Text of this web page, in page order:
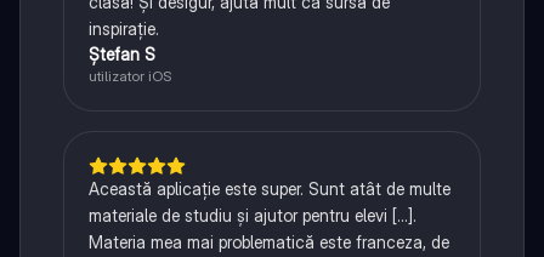
inspirație.
Ștefan S
utilizator iOS
Această aplicație este super. Sunt atât de multe
materiale de studiu și ajutor pentru elevi [...].
Materia mea mai problematică este franceza, de